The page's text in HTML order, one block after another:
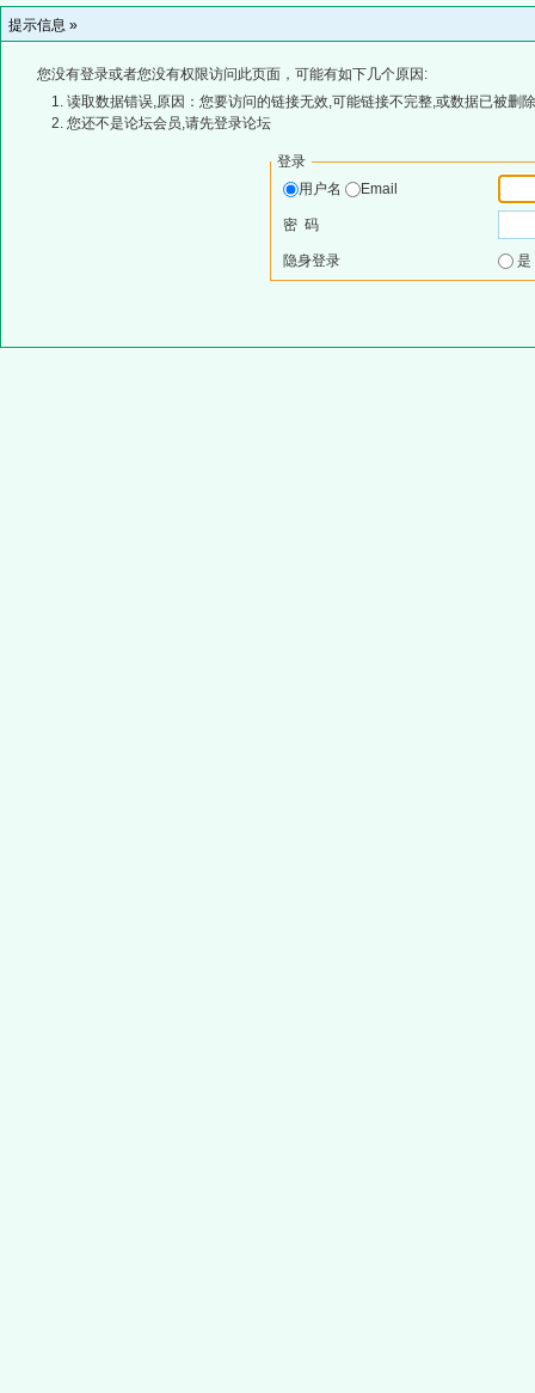
提示信息 »
您没有登录或者您没有权限访问此页面，可能有如下几个原因:
读取数据错误,原因：您要访问的链接无效,可能链接不完整,或数据已被删
您还不是论坛会员,请先登录论坛
登录
用户名
Email
密 码
隐身登录